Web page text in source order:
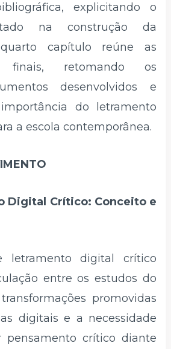
explicitando o
na construção da
capítulo reúne as
finais, retomando os
desenvolvidos e
do letramento
a escola contemporânea.
Digital Crítico: Conceito e
letramento digital crítico
entre os estudos do
promovidas
digitais e a necessidade
pensamento crítico diante